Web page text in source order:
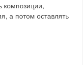
композиции,
а потом оставлять